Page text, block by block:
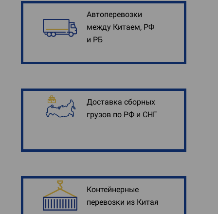
Автоперевозки
между Китаем, РФ
и РБ
Доставка сборных
грузов по РФ и СНГ
Контейнерные
перевозки из Китая